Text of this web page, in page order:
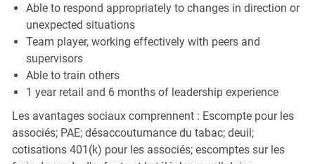
Able to respond appropriately to changes in direction or
unexpected situations
Team player, working effectively with peers and
supervisors
Able to train others
1 year retail and 6 months of leadership experience
Les avantages sociaux comprennent : Escompte pour les
associés; PAE; désaccoutumance du tabac; deuil;
cotisations 401(k) pour les associés; escomptes sur les